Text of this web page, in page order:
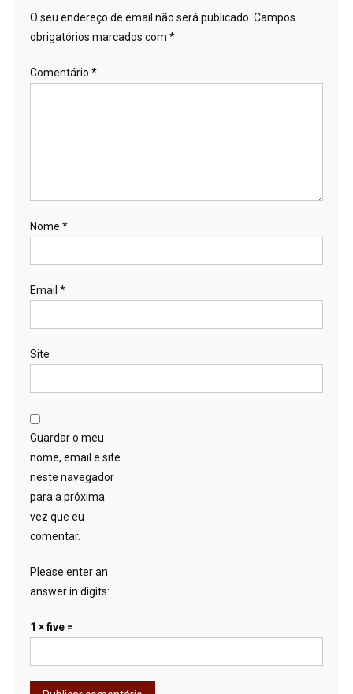
O seu endereço de email não será publicado. Campos
obrigatórios marcados com *
Comentário *
Nome *
Email *
Site
Guardar o meu
nome, email e site
neste navegador
para a próxima
vez que eu
comentar.
Please enter an
answer in digits:
1 × five =